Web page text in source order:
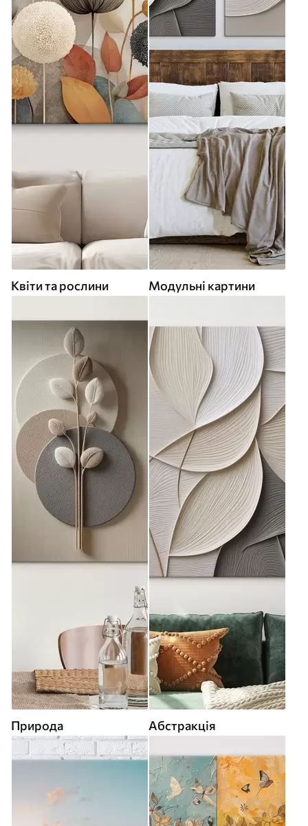
Квіти та рослини Модульні картини
Природа Абстракція